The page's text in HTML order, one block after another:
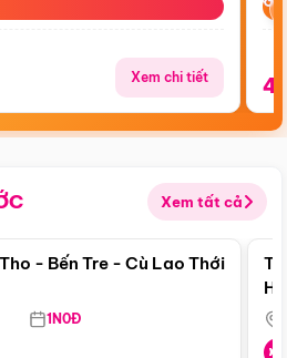
Xem chi tiết
Xem tất cả
Điểm nổi bật
- Bến Tre - Cù Lao Thới
1N0Đ